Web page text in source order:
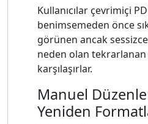
Kullanıcılar çevrimiçi
benimsemeden önce
görünen ancak
neden olan
karşılaşırlar.
Manuel
Yeniden